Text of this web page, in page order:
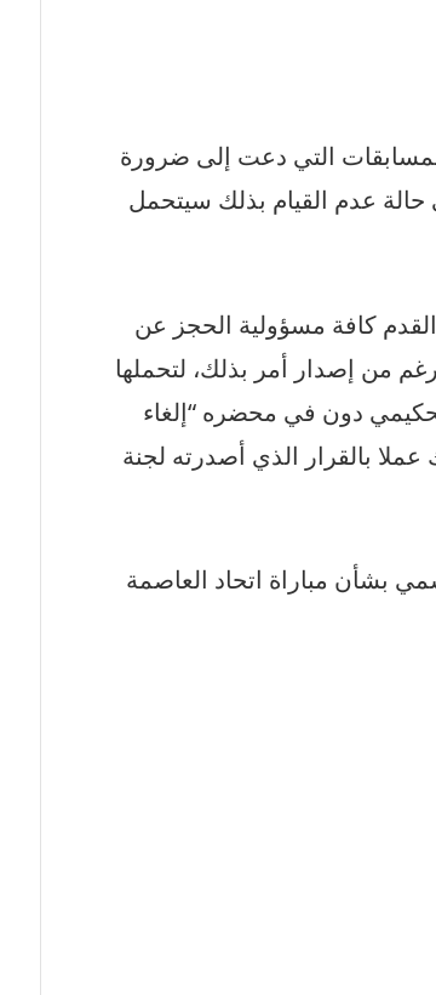
التي دعت إلى ضرورة
عدم القيام بذلك سيتحمل
كافة مسؤولية الحجز عن
إصدار أمر بذلك، لتحملها
دون في محضره “إلغاء
بالقرار الذي أصدرته لجنة
بشأن مباراة اتحاد العاصمة